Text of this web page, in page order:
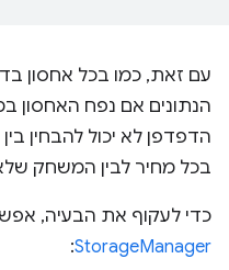
עם זאת, כמו בכל אחסון
הנתונים אם נפח האחסון
הדפדפן לא יכול להבחין
בכל מחיר לבין המשחק
כדי לעקוף את הבעיה,
StorageManager
: